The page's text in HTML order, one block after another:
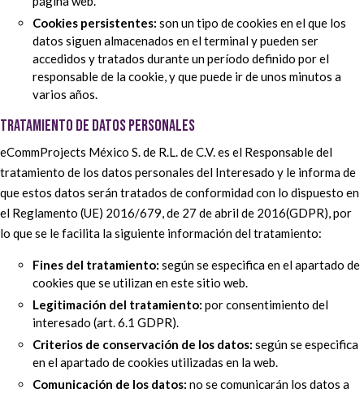
Cookies persistentes: son un tipo de cookies en el que los
datos siguen almacenados en el terminal y pueden ser
accedidos y tratados durante un período definido por el
responsable de la cookie, y que puede ir de unos minutos a
varios años.
TRATAMIENTO DE DATOS PERSONALES
eCommProjects México S. de R.L. de C.V. es el Responsable del
tratamiento de los datos personales del Interesado y le informa de
que estos datos serán tratados de conformidad con lo dispuesto en
el Reglamento (UE) 2016/679, de 27 de abril de 2016(GDPR), por
lo que se le facilita la siguiente información del tratamiento:
Fines del tratamiento: según se especifica en el apartado de
cookies que se utilizan en este sitio web.
Legitimación del tratamiento: por consentimiento del
interesado (art. 6.1 GDPR).
Criterios de conservación de los datos: según se especifica
en el apartado de cookies utilizadas en la web.
Comunicación de los datos: no se comunicarán los datos a